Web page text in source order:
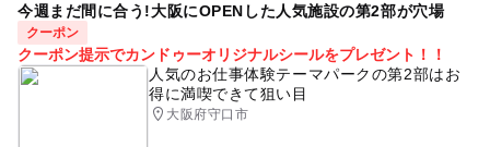
今週まだ間に合う!大阪にOPENした人気施設の第2部が穴場
クーポン
クーポン提示でカンドゥーオリジナルシールをプレゼント！！
人気のお仕事体験テーマパークの第2部はお
得に満喫できて狙い目
大阪府守口市